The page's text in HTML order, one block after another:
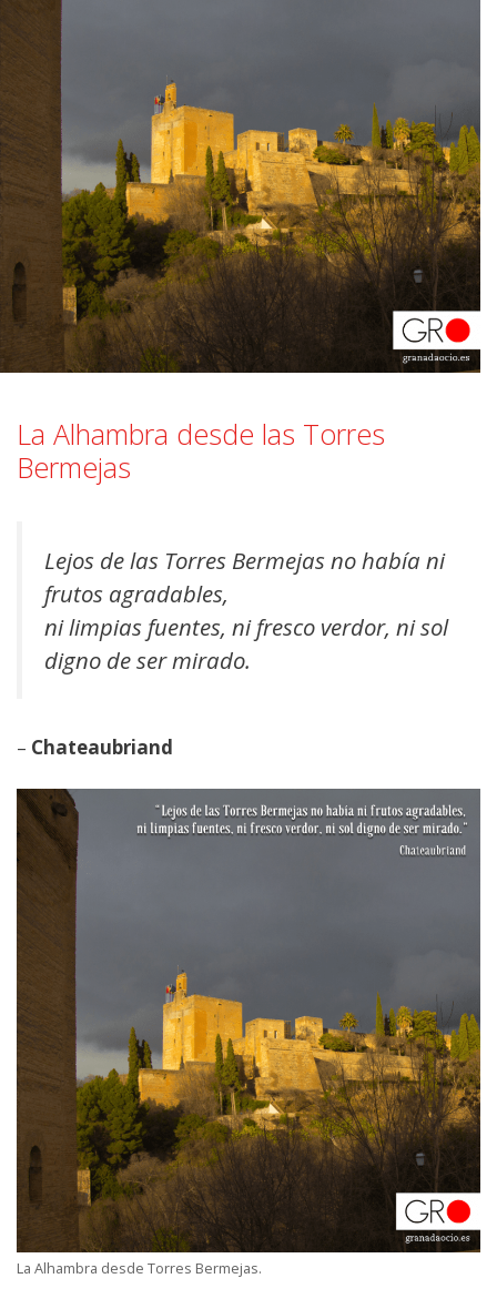
La Alhambra desde las Torres
Bermejas
Lejos de las Torres Bermejas no había ni
frutos agradables,
ni limpias fuentes, ni fresco verdor, ni sol
digno de ser mirado.
– Chateaubriand
La Alhambra desde Torres Bermejas.